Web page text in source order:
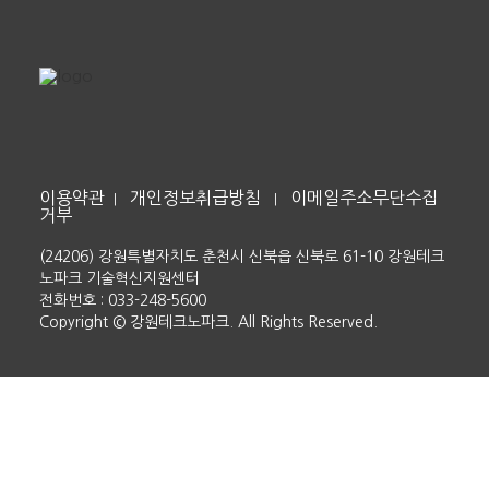
이용약관 개인정보취급방침
이메일주소무단수집
거부
(24206) 강원특별자치도 춘천시 신북읍 신북로 61-10 강원테크
노파크 기술혁신지원센터
전화번호 : 033-248-5600
Copyright © 강원테크노파크. All Rights Reserved.